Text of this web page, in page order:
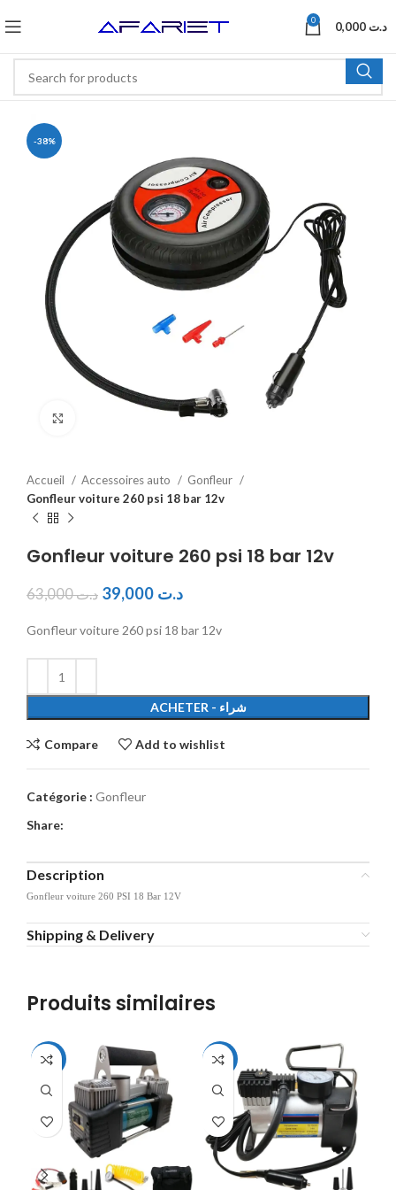
0 د.ت
-38%
Accueil Accessoires auto
Gonfleur
Gonfleur voiture 260 psi 18 bar 12v
Gonfleur voiture 260 psi 18 bar 12v
د.ت63,000 د.ت
Gonfleur voiture 260 psi 18 bar 12v
ACHETER - شراء
Compare Add to wishlist
Catégorie : Gonfleur
Share:
Description
Gonfleur voiture 260 PSI 18 Bar 12V
Shipping & Delivery
Produits similaires
-21% -31%